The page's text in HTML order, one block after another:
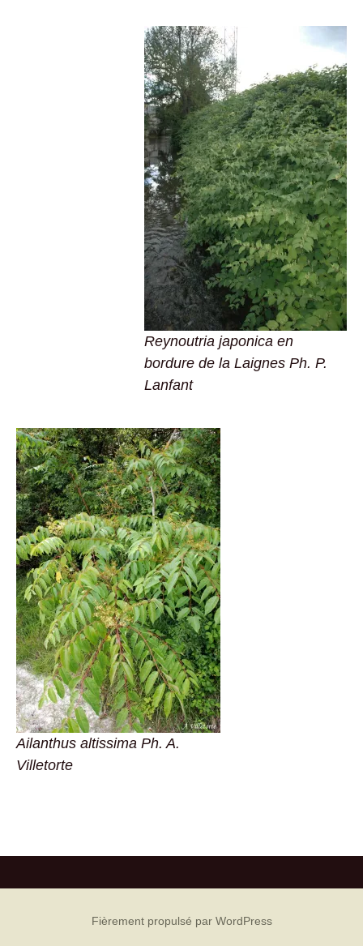
Reynoutria japonica en
bordure de la Laignes Ph. P.
Lanfant
Ailanthus altissima Ph. A.
Villetorte
Fièrement propulsé par WordPress